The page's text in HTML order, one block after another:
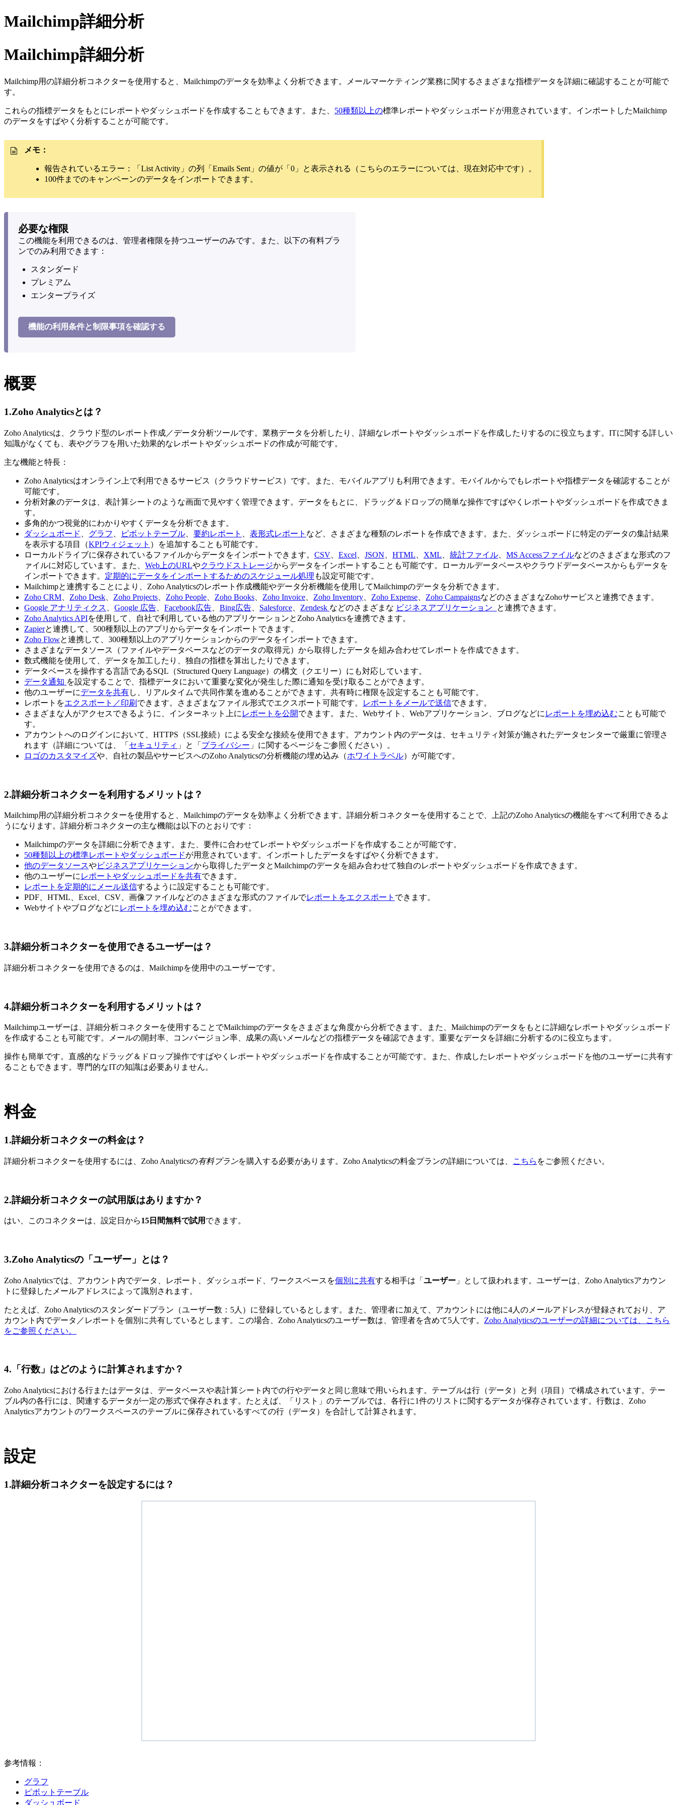
Mailchimp詳細分析
Mailchimp詳細分析
Mailchimp用の詳細分析コネクターを使用すると、Mailchimpのデータを効率よく分析できます。メールマーケティング業務に関するさまざまな指標データを詳細に確認することが可能で
す。
これらの指標データをもとにレポートやダッシュボードを作成することもできます。また、 50種類以上の標準レポートやダッシュボードが用意されています。インポートしたMailchimp
のデータをすばやく分析することが可能です。
メモ：
報告されているエラー：「List Activity」の列「Emails Sent」の値が「0」と表示される（こちらのエラーについては、現在対応中です）。
100件までのキャンペーンのデータをインポートできます。
必要な権限
この機能を利用できるのは、管理者権限を持つユーザーのみです。また、以下の有料プラ
ンでのみ利用できます：
スタンダード
プレミアム
エンタープライズ
機能の利用条件と制限事項を確認する
概要
1.Zoho Analyticsとは？
Zoho Analyticsは、クラウド型のレポート作成／データ分析ツールです。業務データを分析したり、詳細なレポートやダッシュボードを作成したりするのに役立ちます。ITに関する詳しい
知識がなくても、表やグラフを用いた効果的なレポートやダッシュボードの作成が可能です。
主な機能と特長：
Zoho Analyticsはオンライン上で利用できるサービス（クラウドサービス）です。また、モバイルアプリも利用できます。モバイルからでもレポートや指標データを確認することが
可能です。
分析対象のデータは、表計算シートのような画面で見やすく管理できます。データをもとに、ドラッグ＆ドロップの簡単な操作ですばやくレポートやダッシュボードを作成できま
す。
多角的かつ視覚的にわかりやすくデータを分析できます。
ダッシュボード
グラフ ピボットテーブル 要約レポート 表形式レポート など、さまざまな種類のレポートを作成できます。また、ダッシュボードに特定のデータの集計結果
を表示する項目（KPIウィジェット ）を追加することも可能です。
ローカルドライブに保存されているファイルからデータをインポートできます。 CSV Excel JSON HTML XML 統計ファイル MS Accessファイルなどのさまざまな形式のフ
ァイルに対応しています。また、 Web上のURLやクラウドストレージからデータをインポートすることも可能です。ローカルデータベースやクラウドデータベースからもデータを
インポートできます。 定期的にデータをインポートするためのスケジュール処理 も設定可能です。
Mailchimpと連携することにより、Zoho Analyticsのレポート作成機能やデータ分析機能を使用してMailchimpのデータを分析できます。
Zoho CRM
Zoho Desk Zoho Projects Zoho People Zoho Books Zoho Invoice Zoho Inventory Zoho Expense Zoho CampaignsなどのさまざまなZohoサービスと連携できます。
Google アナリティクス
Google 広告 Facebook広告 Bing広告 Salesforce Zendesk などのさまざまな ビジネスアプリケーション
と連携できます。
Zoho Analytics APIを使用して、自社で利用している他のアプリケーションとZoho Analyticsを連携できます。
Zapierと連携して、500種類以上のアプリからデータをインポートできます。
Zoho Flowと連携して、300種類以上のアプリケーションからのデータをインポートできます。
さまざまなデータソース（ファイルやデータベースなどのデータの取得元）から取得したデータを組み合わせてレポートを作成できます。
数式機能を使用して、データを加工したり、独自の指標を算出したりできます。
データベースを操作する言語であるSQL（Structured Query Language）の構文（クエリー）にも対応しています。
データ通知 を設定することで、指標データにおいて重要な変化が発生した際に通知を受け取ることができます。
他のユーザーにデータを共有し、リアルタイムで共同作業を進めることができます。共有時に権限を設定することも可能です。
レポートをエクスポート／印刷 できます。さまざまなファイル形式でエクスポート可能です。 レポートをメールで送信できます。
さまざまな人がアクセスできるように、インターネット上に レポートを公開できます。また、Webサイト、Webアプリケーション、ブログなどに レポートを埋め込むことも可能で
す。
アカウントへのログインにおいて、HTTPS（SSL接続）による安全な接続を使用できます。アカウント内のデータは、セキュリティ対策が施されたデータセンターで厳重に管理さ
れます（詳細については、「 セキュリティ 」と「 プライバシー 」に関するページをご参照ください）。
ロゴのカスタマイズや、自社の製品やサービスへのZoho Analyticsの分析機能の埋め込み（ホワイトラベル）が可能です。
2.詳細分析コネクターを利用するメリットは？
Mailchimp用の詳細分析コネクターを使用すると、Mailchimpのデータを効率よく分析できます。詳細分析コネクターを使用することで、上記のZoho Analyticsの機能をすべて利用できるよ
うになります。詳細分析コネクターの主な機能は以下のとおりです：
Mailchimpのデータを詳細に分析できます。また、要件に合わせてレポートやダッシュボードを作成することが可能です。
50種類以上の標準レポートやダッシュボードが用意されています。インポートしたデータをすばやく分析できます。
他のデータソースやビジネスアプリケーションから取得したデータとMailchimpのデータを組み合わせて独自のレポートやダッシュボードを作成できます。
他のユーザーに レポートやダッシュボードを共有できます。
レポートを定期的にメール送信するように設定することも可能です。
PDF、HTML、Excel、CSV、画像ファイルなどのさまざまな形式のファイルでレポートをエクスポート できます。
Webサイトやブログなどに レポートを埋め込むことができます。
3.詳細分析コネクターを使用できるユーザーは？
詳細分析コネクターを使用できるのは、Mailchimpを使用中のユーザーです。
4.詳細分析コネクターを利用するメリットは？
Mailchimpユーザーは、詳細分析コネクターを使用することでMailchimpのデータをさまざまな角度から分析できます。また、Mailchimpのデータをもとに詳細なレポートやダッシュボード
を作成することも可能です。メールの開封率、コンバージョン率、成果の高いメールなどの指標データを確認できます。重要なデータを詳細に分析するのに役立ちます。
操作も簡単です。直感的なドラッグ＆ドロップ操作ですばやくレポートやダッシュボードを作成することが可能です。また、作成したレポートやダッシュボードを他のユーザーに共有す
ることもできます。専門的なITの知識は必要ありません。
料金
1.詳細分析コネクターの料金は？
詳細分析コネクターを使用するには、Zoho Analyticsの有料プランを購入する必要があります。Zoho Analyticsの料金プランの詳細については、 こちら をご参照ください。
2.詳細分析コネクターの試用版はありますか？
はい、このコネクターは、設定日から15日間無料で試用 できます。
3.Zoho Analyticsの「ユーザー」とは？
Zoho Analyticsでは、アカウント内でデータ、レポート、ダッシュボード、ワークスペースを個別に共有する相手は「 ユーザー 」として扱われます。ユーザーは、Zoho Analyticsアカウン
トに登録したメールアドレスによって識別されます。
たとえば、Zoho Analyticsのスタンダードプラン（ユーザー数：5人）に登録しているとします。また、管理者に加えて、アカウントには他に4人のメールアドレスが登録されており、ア
カウント内でデータ／レポートを個別に共有しているとします。この場合、Zoho Analyticsのユーザー数は、管理者を含めて5人です。 Zoho Analyticsのユーザーの詳細については、こちら
をご参照ください。
4.「行数」はどのように計算されますか？
Zoho Analyticsにおける行またはデータは、データベースや表計算シート内での行やデータと同じ意味で用いられます。テーブルは行（データ）と列（項目）で構成されています。テー
ブル内の各行には、関連するデータが一定の形式で保存されます。たとえば、「リスト」のテーブルでは、各行に1件のリストに関するデータが保存されています。行数は、Zoho
Analyticsアカウントのワークスペースのテーブルに保存されているすべての行（データ）を合計して計算されます。
設定
1.詳細分析コネクターを設定するには？
参考情報：
グラフ
ピボットテーブル
ダッシュボード